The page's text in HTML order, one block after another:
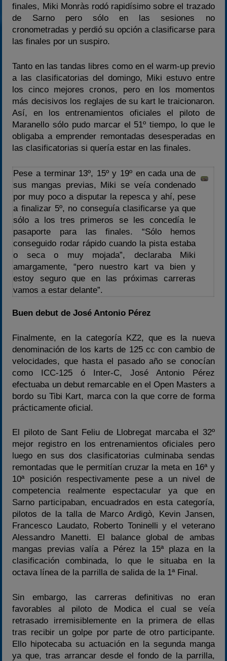
finales, Miki Monràs rodó rapidísimo sobre el trazado
de Sarno pero sólo en las sesiones no
cronometradas y perdió su opción a clasificarse para
las finales por un suspiro.
Tanto en las tandas libres como en el warm-up previo
a las clasificatorias del domingo, Miki estuvo entre
los cinco mejores cronos, pero en los momentos
más decisivos los reglajes de su kart le traicionaron.
Así, en los entrenamientos oficiales el piloto de
Maranello sólo pudo marcar el 51º tiempo, lo que le
obligaba a emprender remontadas desesperadas en
las clasificatorias si quería estar en las finales.
Pese a terminar 13º, 15º y 19º en cada una de
sus mangas previas, Miki se veía condenado
por muy poco a disputar la repesca y ahí, pese
a finalizar 5º, no conseguía clasificarse ya que
sólo a los tres primeros se les concedía le
pasaporte para las finales. “Sólo hemos
conseguido rodar rápido cuando la pista estaba
o seca o muy mojada”, declaraba Miki
amargamente, “pero nuestro kart va bien y
estoy seguro que en las próximas carreras
vamos a estar delante”.
Buen debut de José Antonio Pérez
Finalmente, en la categoría KZ2, que es la nueva
denominación de los karts de 125 cc con cambio de
velocidades, que hasta el pasado año se conocían
como ICC-125 ó Inter-C, José Antonio Pérez
efectuaba un debut remarcable en el Open Masters a
bordo su Tibi Kart, marca con la que corre de forma
prácticamente oficial.
El piloto de Sant Feliu de Llobregat marcaba el 32º
mejor registro en los entrenamientos oficiales pero
luego en sus dos clasificatorias culminaba sendas
remontadas que le permitían cruzar la meta en 16ª y
10ª posición respectivamente pese a un nivel de
competencia realmente espectacular ya que en
Sarno participaban, encuadrados en esta categoría,
pilotos de la talla de Marco Ardigò, Kevin Jansen,
Francesco Laudato, Roberto Toninelli y el veterano
Alessandro Manetti. El balance global de ambas
mangas previas valía a Pérez la 15ª plaza en la
clasificación combinada, lo que le situaba en la
octava línea de la parrilla de salida de la 1ª Final.
Sin embargo, las carreras definitivas no eran
favorables al piloto de Modica el cual se veía
retrasado irremisiblemente en la primera de ellas
tras recibir un golpe por parte de otro participante.
Ello hipotecaba su actuación en la segunda manga
ya que, tras arrancar desde el fondo de la parrilla,